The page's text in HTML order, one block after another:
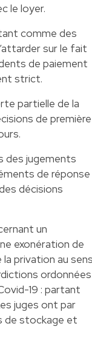
le loyer.
comme des
sur le fait
de paiement
strict.
partielle de la
de première
des jugements
de réponse
décisions
un
exonération de
privation au
ordonnées
19 : partant
juges ont par
de stockage et